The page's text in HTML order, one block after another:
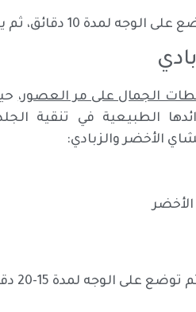
الوجه جيدا بالماء الفاتر.
الجمال على مر العصور،
الطبيعية في تنقية
الأخضر والزبادي:
الوجه لمدة 15-20 دقيقة.